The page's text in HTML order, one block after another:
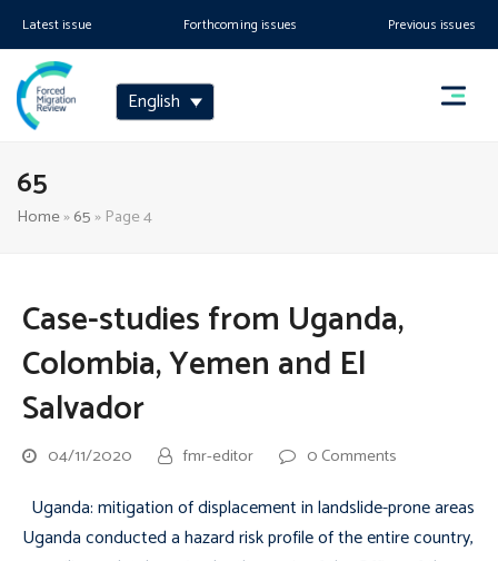
Latest issue Forthcoming issues Previous issues
English
65
Home»65 » Page 4
Case-studies from Uganda,
Colombia, Yemen and El
Salvador
04/11/2020 fmr-editor 0 Comments
Uganda: mitigation of displacement in landslide-prone areas
Uganda conducted a hazard risk profile of the entire country,